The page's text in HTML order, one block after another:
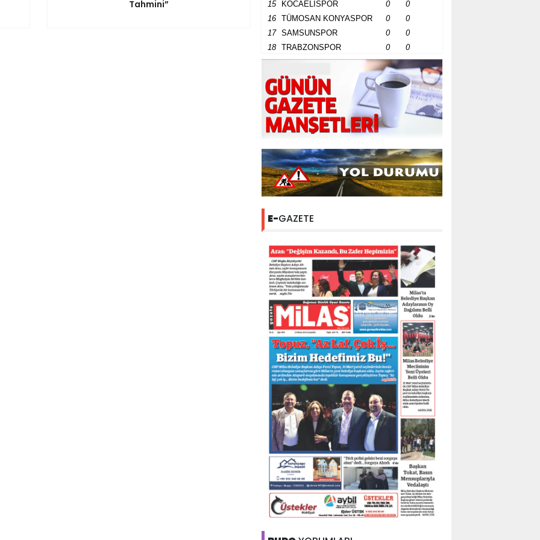
Tahmini”
15
KOCAELİSPOR 0
0
16
TÜMOSAN KONYASPOR 0
0
17
SAMSUNSPOR 0
0
18
TRABZONSPOR 0 0
E-GAZETE